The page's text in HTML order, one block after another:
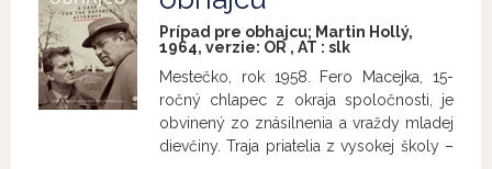
posledný džob pred Bobovým
odchodom „do dôchodku“… Bob
hazardér je spolu s Bitkou medzi mužmi
Julesa Dassina a Nesiahajte na prachy
Jacquesa Beckera jedným z
najdôležitejších francúzskych filmov noir
Prípad pre obhajcu; Martin Hollý,
1964, verzie: OR , AT : slk
Mestečko, rok 1958. Fero Macejka, 15-
ročný chlapec z okraja spoločnosti, je
obvinený zo znásilnenia a vraždy mladej
dievčiny. Traja priatelia z vysokej školy –